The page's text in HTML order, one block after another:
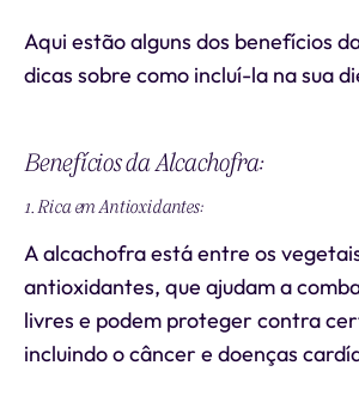
Aqui estão alguns dos benefícios
dicas sobre como incluí-la na sua
Benefícios da Alcachofra:
1. Rica em Antioxidantes:
A alcachofra está entre os
antioxidantes, que ajudam a
livres e podem proteger contra
incluindo o câncer e doenças